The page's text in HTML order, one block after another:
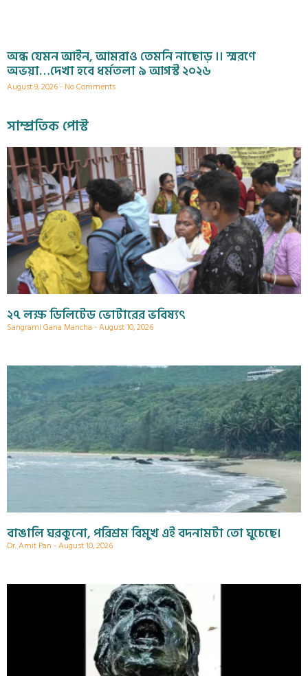
অন্ধ যেমন আইন, আমরাও তেমনি নাছোড় ।। স্মরণে
অভয়া…দেখা হবে ধর্মতলা ৯ আগস্ট ২০২৬
August 9, 2026 No Comments
সাম্প্রতিক পোস্ট
২৭ লক্ষ ডিলিটেড ভোটারের ভবিষ্যৎ
Sangrami Gana Mancha August 10, 2026
বাঙালি ঘরকুনো, পরিশ্রম বিমুখ এই বদনামটা তো ঘুচেছে।
Dr. Amit Pan August 10, 2026